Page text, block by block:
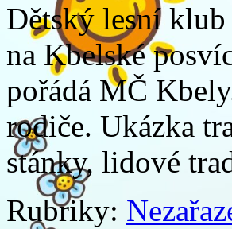
Dětský lesní klub
na Kbelské
pořádá MČ
rodiče. Ukázka
stánky, lidové
Rubriky: